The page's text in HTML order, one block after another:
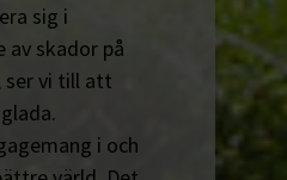
sig i
av skador på
ser vi till att
i och